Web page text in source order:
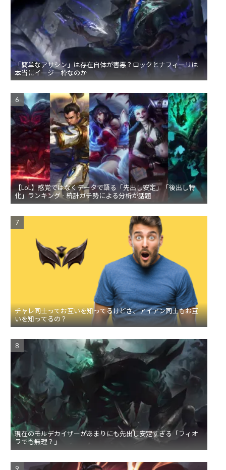
「簡単なアサシン」は存在自体が害悪？ロックとナフィーリは
本当にイージー枠なのか
【LoL】感覚ではなくデータで語る「先出し安定」「後出し特
化」ランキング - 統計ガチ勢による分析が話題
チャレ同士ってお互いを知ってるけどさ、アイアン同士もお互
いを知ってるの？
現在のモルデカイザーがあまりにも先出し安定すぎる「フィオ
ラでも無理？」